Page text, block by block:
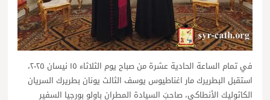
في تمام الساعة الحادية عشرة من صباح يوم الثلاثاء ١٥ نيسان ٢٠٢٥،
استقبل البطريرك مار اغناطيوس يوسف الثالث يونان بطريرك السريان
الكاثوليك الأنطاكي، صاحبَ السيادة المطران باولو بورجيا السفير